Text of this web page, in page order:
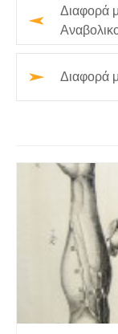
Διαφορά
Διαφορά